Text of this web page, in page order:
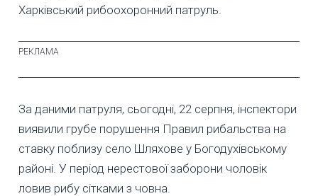
Харківський рибоохоронний патруль.
За даними патруля, сьогодні, 22 серпня, інспектори
виявили грубе порушення Правил рибальства на
ставку поблизу село Шляхове у Богодухівському
районі. У період нерестової заборони чоловік
ловив рибу сітками з човна.